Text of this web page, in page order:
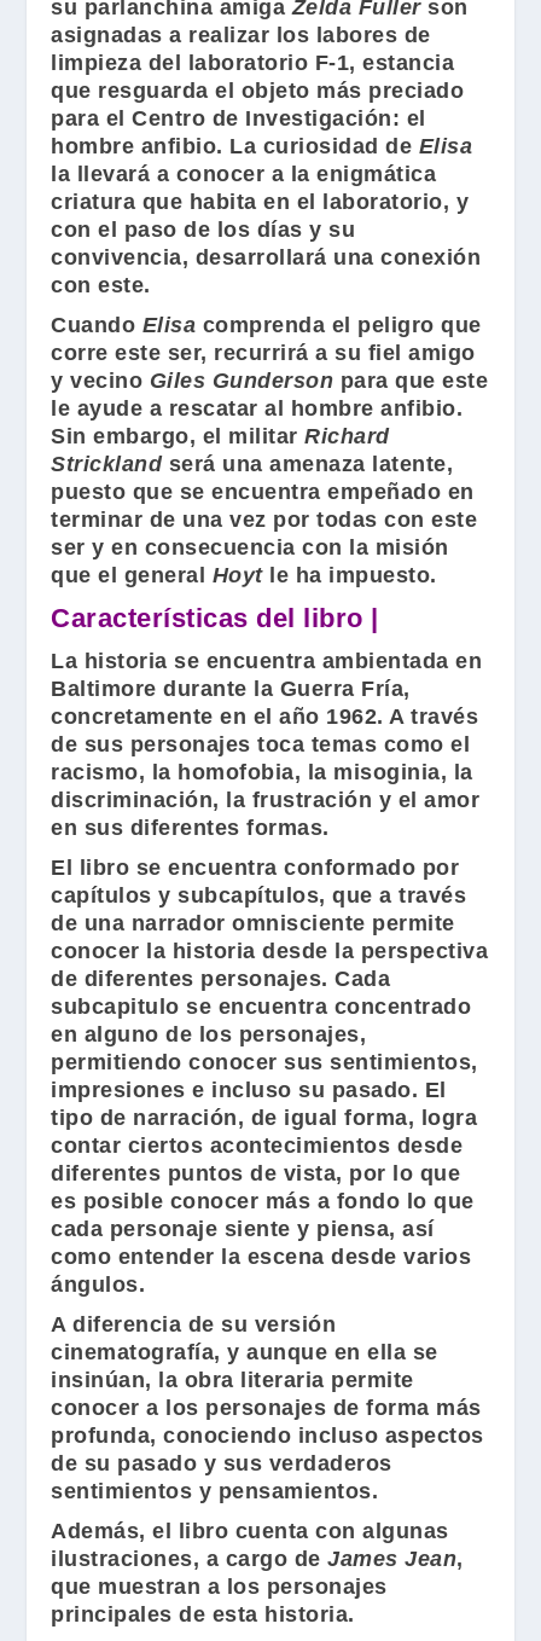
su parlanchina amiga Zelda Fullerson
asignadas a realizar los labores de
limpieza del laboratorio F-1, estancia
que resguarda el objeto más preciado
para el Centro de Investigación: el
hombre anfibio. La curiosidad de Elisa
la llevará a conocer a la enigmática
criatura que habita en el laboratorio, y
con el paso de los días y su
convivencia, desarrollará una conexión
con este.
Cuando Elisa comprenda el peligro que
corre este ser, recurrirá a su fiel amigo
y vecino Giles Gunderson para que este
le ayude a rescatar al hombre anfibio.
Sin embargo, el militarRichard
Stricklandserá una amenaza latente,
puesto que se encuentra empeñado en
terminar de una vez por todas con este
ser y en consecuencia con la misión
que el general Hoytle ha impuesto.
Características del libro |
La historia se encuentra ambientada en
Baltimore durante la Guerra Fría,
concretamente en el año 1962. A través
de sus personajes toca temas como el
racismo, la homofobia, la misoginia, la
discriminación, la frustración y el amor
en sus diferentes formas.
El libro se encuentra conformado por
capítulos y subcapítulos, que a través
de una narrador omnisciente permite
conocer la historia desde la perspectiva
de diferentes personajes. Cada
subcapitulo se encuentra concentrado
en alguno de los personajes,
permitiendo conocer sus sentimientos,
impresiones e incluso su pasado. El
tipo de narración, de igual forma, logra
contar ciertos acontecimientos desde
diferentes puntos de vista, por lo que
es posible conocer más a fondo lo que
cada personaje siente y piensa, así
como entender la escena desde varios
ángulos.
A diferencia de su versión
cinematografía, y aunque en ella se
insinúan, la obra literaria permite
conocer a los personajes de forma más
profunda, conociendo incluso aspectos
de su pasado y sus verdaderos
sentimientos y pensamientos.
Además, el libro cuenta con algunas
ilustraciones, a cargo deJames Jean,
que muestran a los personajes
principales de esta historia.